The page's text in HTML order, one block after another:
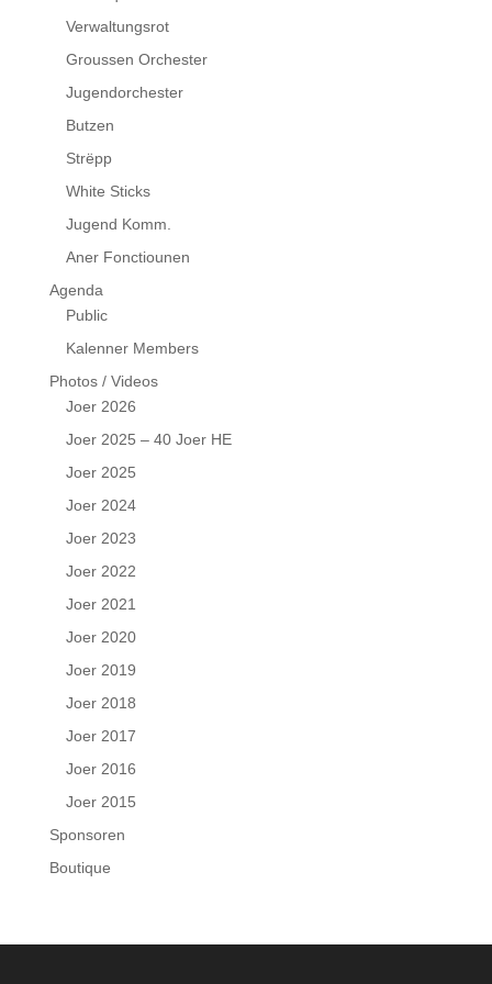
Verwaltungsrot
Groussen Orchester
Jugendorchester
Butzen
Strëpp
White Sticks
Jugend Komm.
Aner Fonctiounen
Agenda
Public
Kalenner Members
Photos / Videos
Joer 2026
Joer 2025 – 40 Joer HE
Joer 2025
Joer 2024
Joer 2023
Joer 2022
Joer 2021
Joer 2020
Joer 2019
Joer 2018
Joer 2017
Joer 2016
Joer 2015
Sponsoren
Boutique